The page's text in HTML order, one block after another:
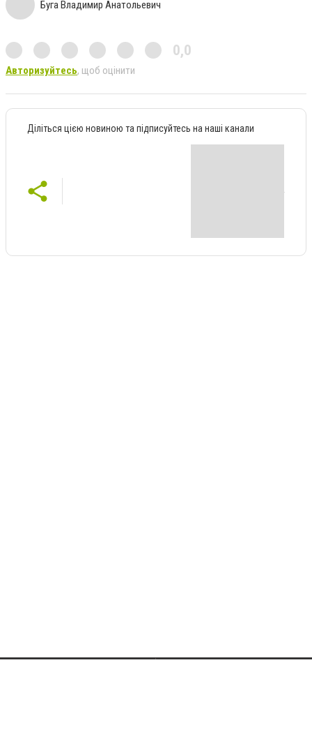
Буга Владимир Анатольевич
0,0
Авторизуйтесь, щоб оцінити
Діліться цією новиною та підписуйтесь на наші канали